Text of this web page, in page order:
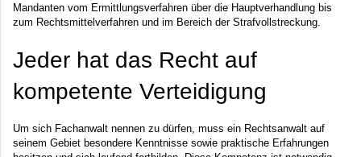
Mandanten vom Ermittlungsverfahren über die Hauptverhandlung bis
zum Rechtsmittelverfahren und im Bereich der Strafvollstreckung.
Jeder hat das Recht auf
kompetente Verteidigung
Um sich Fachanwalt nennen zu dürfen, muss ein Rechtsanwalt auf
seinem Gebiet besondere Kenntnisse sowie praktische Erfahrungen